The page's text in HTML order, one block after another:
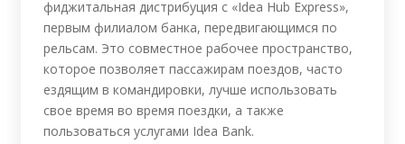
фиджитальная дистрибуция с «Idea Hub Express»,
первым филиалом банка, передвигающимся по
рельсам. Это совместное рабочее пространство,
которое позволяет пассажирам поездов, часто
ездящим в командировки, лучше использовать
свое время во время поездки, а также
пользоваться услугами Idea Bank.